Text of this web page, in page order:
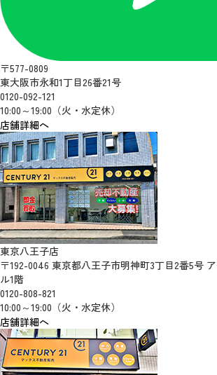
〒577-0809
東大阪市永和1丁目26番21号
0120-092-121
10:00～19:00（火・水定休）
店舗詳細へ
東京八王子店
〒192-0046 東京都八王子市明神町3丁目2番5号
ル1階
0120-808-821
10:00～19:00（火・水定休）
店舗詳細へ